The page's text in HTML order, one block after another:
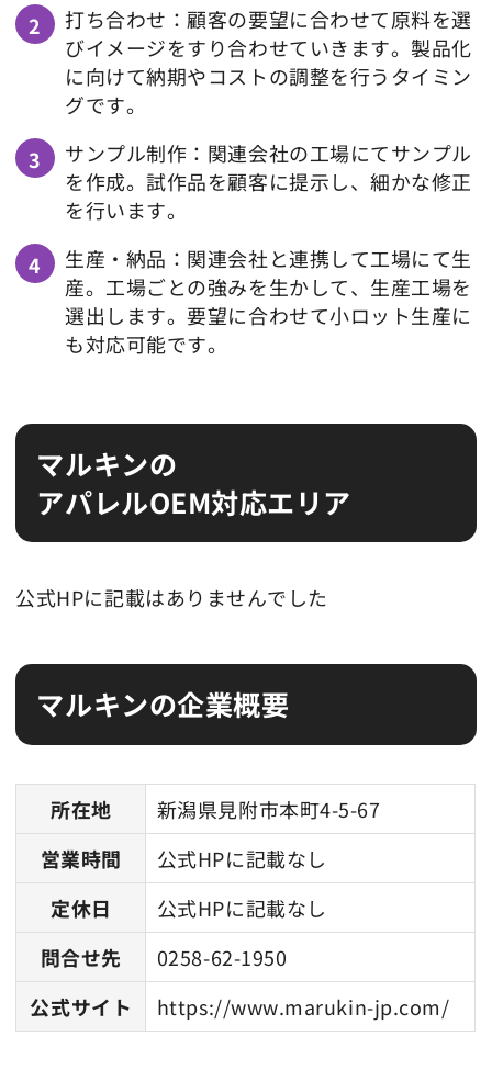
打ち合わせ：顧客の要望に合わせて原料を選
びイメージをすり合わせていきます。製品化
に向けて納期やコストの調整を行うタイミン
グです。
サンプル制作：関連会社の工場にてサンプル
を作成。試作品を顧客に提示し、細かな修正
を行います。
生産・納品：関連会社と連携して工場にて生
産。工場ごとの強みを生かして、生産工場を
選出します。要望に合わせて小ロット生産に
も対応可能です。
マルキンの
アパレルOEM対応エリア
公式HPに記載はありませんでした
マルキンの企業概要
所在地
新潟県見附市本町4-5-67
営業時間
公式HPに記載なし
定休日
公式HPに記載なし
問合せ先
0258-62-1950
公式サイト
https://www.marukin-jp.com/